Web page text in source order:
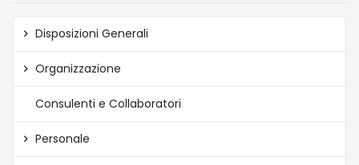
Amministrazione
trasparente
Disposizioni Generali
Organizzazione
Consulenti e Collaboratori
Personale